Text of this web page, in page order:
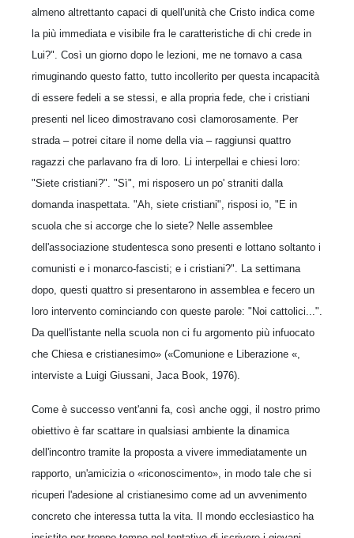
almeno altrettanto capaci di quell'unità che Cristo indica come
la più immediata e visibile fra le caratteristiche di chi crede in
Lui?". Così un giorno dopo le lezioni, me ne tornavo a casa
rimuginando questo fatto, tutto incollerito per questa incapacità
di essere fedeli a se stessi, e alla propria fede, che i cristiani
presenti nel liceo dimostravano così clamorosamente. Per
strada – potrei citare il nome della via – raggiunsi quattro
ragazzi che parlavano fra di loro. Li interpellai e chiesi loro:
"Siete cristiani?". "Sì", mi risposero un po' straniti dalla
domanda inaspettata. "Ah, siete cristiani", risposi io, "E in
scuola che si accorge che lo siete? Nelle assemblee
dell'associazione studentesca sono presenti e lottano soltanto i
comunisti e i monarco-fascisti; e i cristiani?". La settimana
dopo, questi quattro si presentarono in assemblea e fecero un
loro intervento cominciando con queste parole: "Noi cattolici...".
Da quell'istante nella scuola non ci fu argomento più infuocato
che Chiesa e cristianesimo» («Comunione e Liberazione «,
interviste a Luigi Giussani, Jaca Book, 1976).
Come è successo vent'anni fa, così anche oggi, il nostro primo
obiettivo è far scattare in qualsiasi ambiente la dinamica
dell'incontro tramite la proposta a vivere immediatamente un
rapporto, un'amicizia o «riconoscimento», in modo tale che si
ricuperi l'adesione al cristianesimo come ad un avvenimento
concreto che interessa tutta la vita. Il mondo ecclesiastico ha